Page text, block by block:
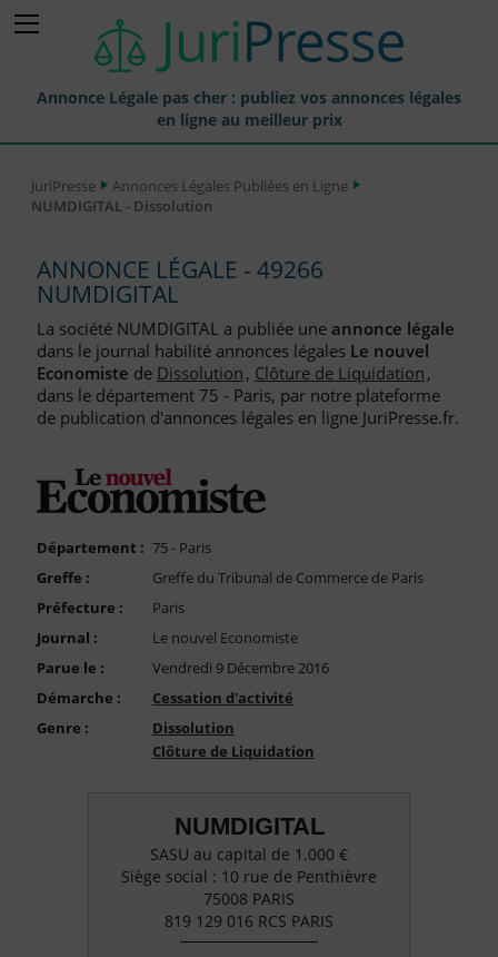
Annonce Légale pas cher : publiez vos annonces légales
en ligne au meilleur prix
Annonces Légales Publiées
Journaux Habilités (JAL) Annonces Légales
Départements pour la Publication d'Annonces Légales
Liste des Greffes
Liste des CCI
FAQ
Nous Contacter
Compte PRO
JuriPresse
Annonces Légales Publiées en Ligne
NUMDIGITAL - Dissolution
ANNONCE LÉGALE - 49266
NUMDIGITAL
La société NUMDIGITAL a publiée une annonce légale
dans le journal habilité annonces légales Le nouvel
Economiste de Dissolution, Clôture de Liquidation,
dans le département 75 - Paris, par notre plateforme
de publication d'annonces légales en ligne JuriPresse.fr.
Département : 75 - Paris
Greffe :
Greffe du Tribunal de Commerce de Paris
Préfecture :
Paris
Journal :
Le nouvel Economiste
Parue le :
Vendredi 9 Décembre 2016
Démarche :
Cessation d'activité
Genre :
Dissolution
Clôture de Liquidation
NUMDIGITAL
SASU au capital de 1.000 €
Siège social : 10 rue de Penthièvre
75008 PARIS
819 129 016 RCS PARIS